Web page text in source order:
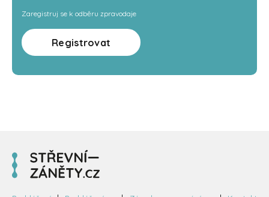
Zaregistruj se k odběru zpravodaje
Registrovat